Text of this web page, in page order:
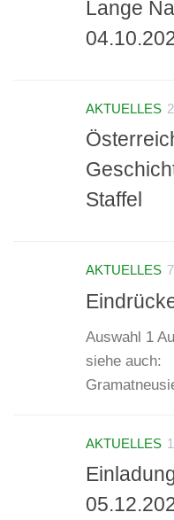
Lange
AKTUELLES
Staffel
AKTUELLES
Auswahl 1
siehe auch:
AKTUELLES